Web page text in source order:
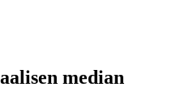
median